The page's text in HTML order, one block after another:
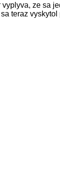
ze sa
teraz vyskytol